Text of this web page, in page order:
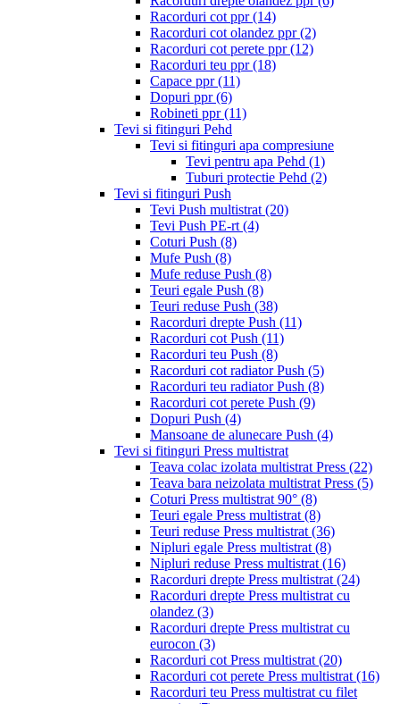
Racorduri cot ppr(14)
Racorduri cot olandez ppr(2)
Racorduri cot perete ppr(12)
Racorduri teu ppr(18)
Capace ppr(11)
Dopuri ppr(6)
Robineti ppr(11)
Tevi si fitinguri Pehd
Tevi si fitinguri apa compresiune
Tevi pentru apa Pehd (1)
Tuburi protectie Pehd (2)
Tevi si fitinguri Push
Tevi Push multistrat (20)
Tevi Push PE-rt (4)
Coturi Push (8)
Mufe Push (8)
Mufe reduse Push (8)
Teuri egale Push (8)
Teuri reduse Push (38)
Racorduri drepte Push (11)
Racorduri cot Push (11)
Racorduri teu Push (8)
Racorduri cot radiator Push (5)
Racorduri teu radiator Push (8)
Racorduri cot perete Push (9)
Dopuri Push (4)
Mansoane de alunecare Push (4)
Tevi si fitinguri Press multistrat
Teava colac izolata multistrat Press (22)
Teava bara neizolata multistrat Press (5)
Coturi Press multistrat 90° (8)
Teuri egale Press multistrat (8)
Teuri reduse Press multistrat (36)
Nipluri egale Press multistrat (8)
Nipluri reduse Press multistrat (16)
Racorduri drepte Press multistrat (24)
Racorduri drepte Press multistrat cu
olandez (3)
Racorduri drepte Press multistrat cu
eurocon (3)
Racorduri cot Press multistrat (20)
Racorduri cot perete Press multistrat (16)
Racorduri teu Press multistrat cu filet